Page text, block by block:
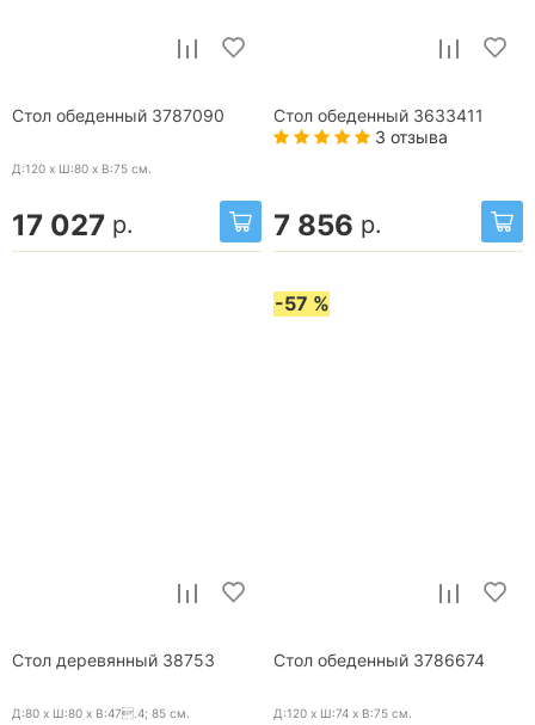
Стол обеденный 3787090
Д:120 x Ш:80 x В:75 см.
17 027 р.
Стол обеденный 3633411
3 отзыва
7 856 р.
Стол деревянный 38753
Д:80 x Ш:80 x В:47.4; 85 см.
-57 %
Стол обеденный 3786674
Д:120 x Ш:74 x В:75 см.